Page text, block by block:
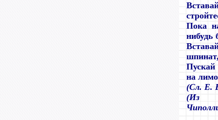
Пока
нибудь
на
(Сл. Е.
(Из